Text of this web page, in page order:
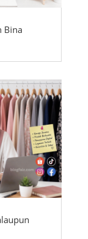
Bina